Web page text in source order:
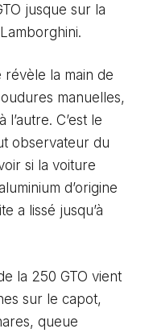
jusque sur la
la main de
manuelles,
l’autre. C’est le
observateur du
si la voiture
d’origine
a lissé jusqu’à
la 250 GTO vient
sur le capot,
queue